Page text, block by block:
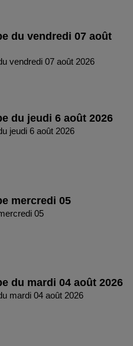
du vendredi 07 août
vendredi 07 août 2026
du jeudi 6 août 2026
jeudi 6 août 2026
mercredi 05
05
du mardi 04 août 2026
mardi 04 août 2026